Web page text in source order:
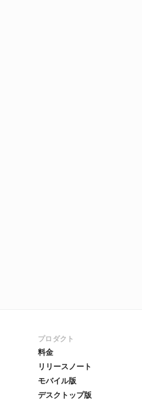
プロダクト
料金
リリースノート
モバイル版
デスクトップ版